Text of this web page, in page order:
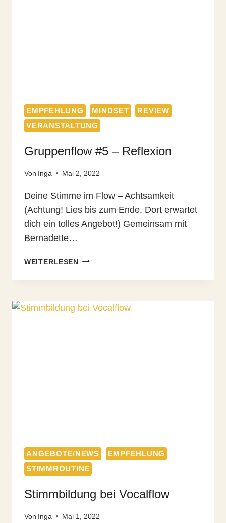
EMPFEHLUNG MINDSET
REVIEW
VERANSTALTUNG
Gruppenflow #5 – Reflexion
Von Inga Mai 2, 2022
Deine Stimme im Flow – Achtsamkeit
(Achtung! Lies bis zum Ende. Dort erwartet
dich ein tolles Angebot!) Gemeinsam mit
Bernadette…
WEITERLESENGRUPPENFLOW
–
ANGEBOTE/NEWS
EMPFEHLUNG
STIMMROUTINE
Stimmbildung bei Vocalflow
Von Inga Mai 1, 2022